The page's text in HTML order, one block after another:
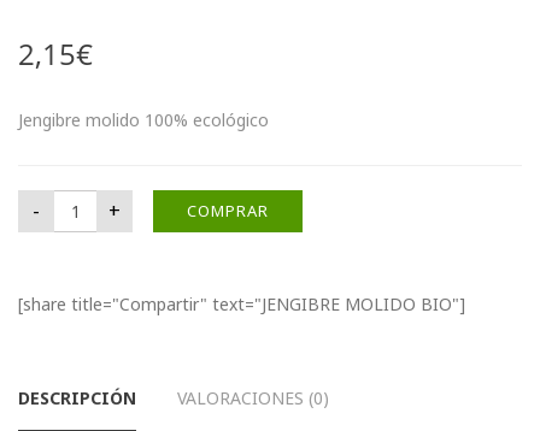
2,15€
Jengibre molido 100% ecológico
-
JENGIBRE MOLIDO BIO cantidad
+ COMPRAR
[share title="Compartir" text="JENGIBRE MOLIDO BIO"]
DESCRIPCIÓN VALORACIONES (0)